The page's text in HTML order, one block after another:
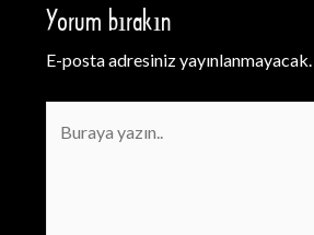
Yorum bırakın
E-posta adresiniz yayınlanmayacak.